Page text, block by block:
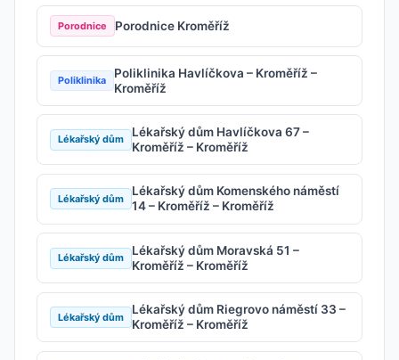
Porodnice Porodnice Kroměříž
Poliklinika
Poliklinika Havlíčkova – Kroměříž –
Kroměříž
Lékařský dům
Lékařský dům Havlíčkova 67 –
Kroměříž – Kroměříž
Lékařský dům
Lékařský dům Komenského náměstí
14 – Kroměříž – Kroměříž
Lékařský dům
Lékařský dům Moravská 51 –
Kroměříž – Kroměříž
Lékařský dům
Lékařský dům Riegrovo náměstí 33 –
Kroměříž – Kroměříž